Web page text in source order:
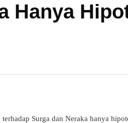
Hanya
Surga dan Neraka hanya